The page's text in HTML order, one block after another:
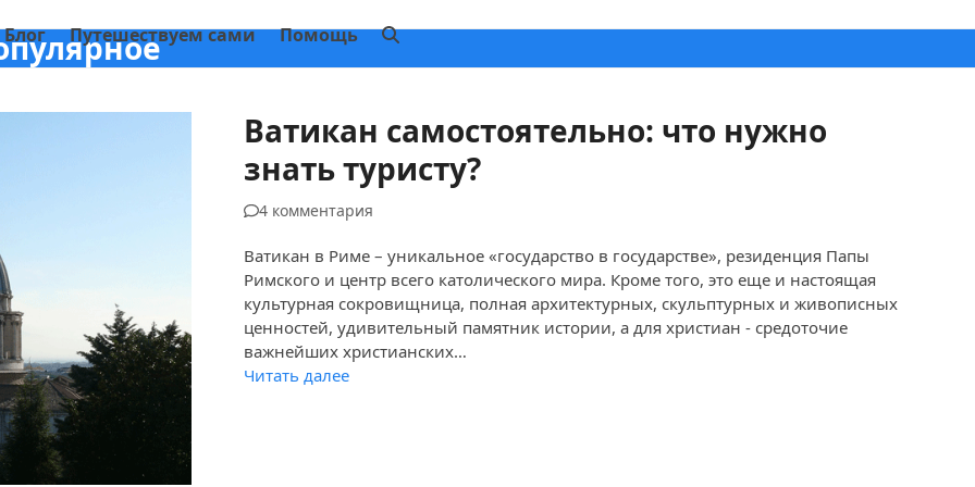
Блог Путешествуем сами Помощь
Ватикан самостоятельно: что нужно
знать туристу?
4 комментария
Ватикан в Риме – уникальное «государство в государстве», резиденция Папы
Римского и центр всего католического мира. Кроме того, это еще и настоящая
культурная сокровищница, полная архитектурных, скульптурных и живописных
ценностей, удивительный памятник истории, а для христиан - средоточие
важнейших христианских…
Читать далее